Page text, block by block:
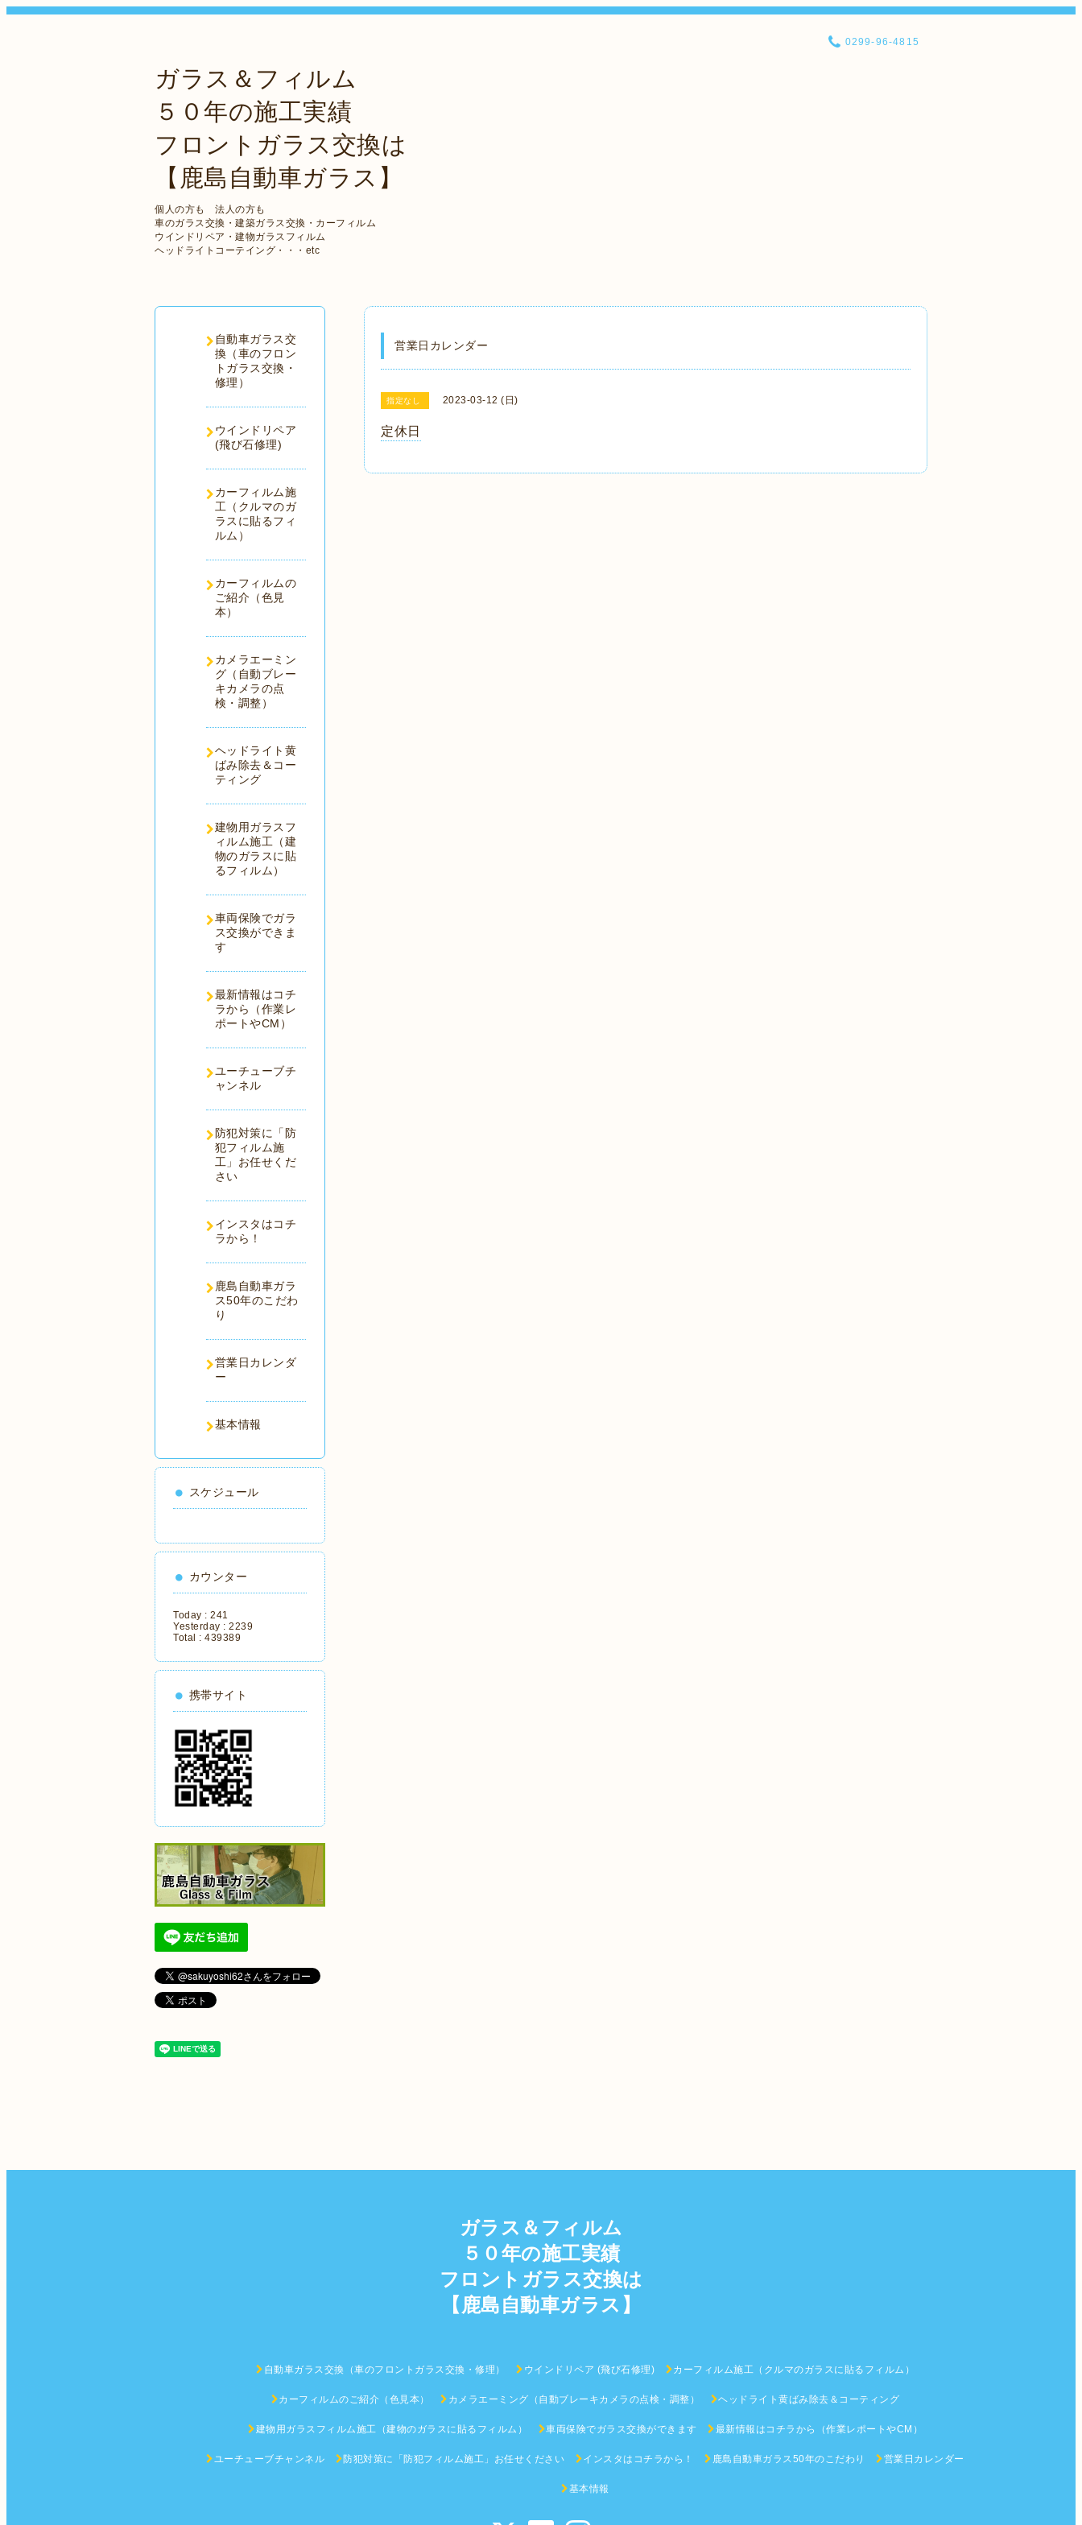
ガラス＆フィルム
５０年の施工実績
フロントガラス交換は
【鹿島自動車ガラス】
個人の方も 法人の方も
車のガラス交換・建築ガラス交換・カーフィルム
ウインドリペア・建物ガラスフィルム
ヘッドライトコーテイング・・・etc
0299-96-4815
営業日カレンダー
指定なし 2023-03-12 (日)
定休日
自動車ガラス交
換（車のフロン
トガラス交換・
修理）
ウインドリペア
(飛び石修理)
カーフィルム施
工（クルマのガ
ラスに貼るフィ
ルム）
カーフィルムの
ご紹介（色見
本）
カメラエーミン
グ（自動ブレー
キカメラの点
検・調整）
ヘッドライト黄
ばみ除去＆コー
ティング
建物用ガラスフ
ィルム施工（建
物のガラスに貼
るフィルム）
車両保険でガラ
ス交換ができま
す
最新情報はコチ
ラから（作業レ
ポートやCM）
ユーチューブチ
ャンネル
防犯対策に「防
犯フィルム施
工」お任せくだ
さい
インスタはコチ
ラから！
鹿島自動車ガラ
ス50年のこだわ
り
営業日カレンダ
ー
基本情報
スケジュール
カウンター
Today : 241
Yesterday : 2239
Total : 439389
携帯サイト
ガラス＆フィルム
５０年の施工実績
フロントガラス交換は
【鹿島自動車ガラス】
自動車ガラス交換（車のフロントガラス交換・修理） ウインドリペア (飛び石修理) カーフィルム施工（クルマのガラスに貼るフィルム）
カーフィルムのご紹介（色見本） カメラエーミング（自動ブレーキカメラの点検・調整） ヘッドライト黄ばみ除去＆コーティング
建物用ガラスフィルム施工（建物のガラスに貼るフィルム） 車両保険でガラス交換ができます 最新情報はコチラから（作業レポートやCM）
ユーチューブチャンネル 防犯対策に「防犯フィルム施工」お任せください インスタはコチラから！ 鹿島自動車ガラス50年のこだわり 営業日カレンダー
基本情報